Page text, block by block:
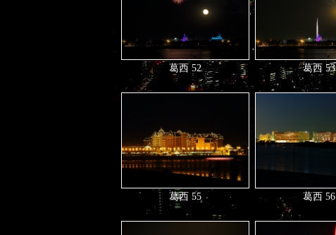
葛西 52 葛西 53
葛西 55 葛西 56